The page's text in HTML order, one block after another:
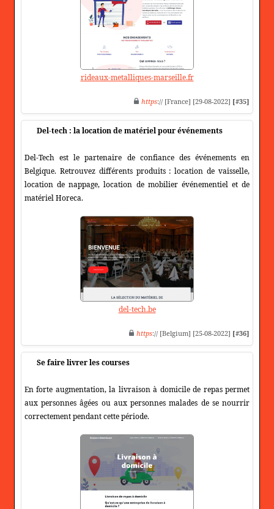
rideaux-metalliques-marseille.fr
https:// [France] [29-08-2022] [#35]
Del-tech : la location de matériel pour événements
Del-Tech est le partenaire de confiance des événements en
Belgique. Retrouvez différents produits : location de vaisselle,
location de nappage, location de mobilier événementiel et de
matériel Horeca.
del-tech.be
https:// [Belgium] [25-08-2022] [#36]
Se faire livrer les courses
En forte augmentation, la livraison à domicile de repas permet
aux personnes âgées ou aux personnes malades de se nourrir
correctement pendant cette période.